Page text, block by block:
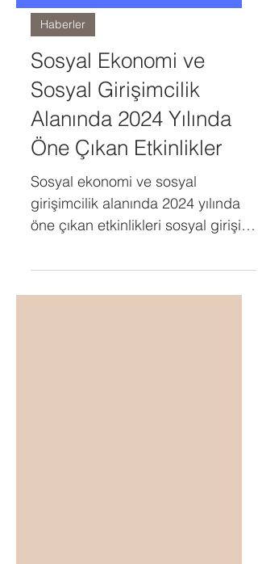
Haberler
Sosyal Ekonomi ve
Sosyal Girişimcilik
Alanında 2024 Yılında
Öne Çıkan Etkinlikler
Sosyal ekonomi ve sosyal
girişimcilik alanında 2024 yılında